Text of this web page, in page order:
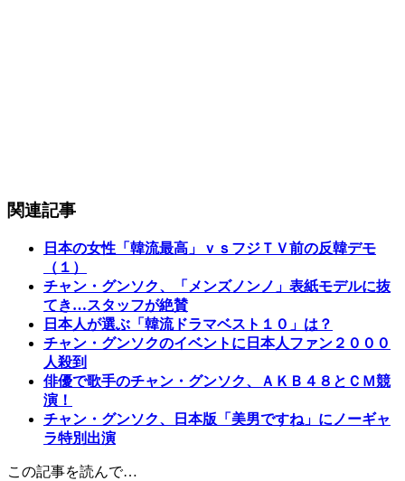
関連記事
日本の女性「韓流最高」ｖｓフジＴＶ前の反韓デモ
（１）
チャン・グンソク、「メンズノンノ」表紙モデルに抜
てき…スタッフが絶賛
日本人が選ぶ「韓流ドラマベスト１０」は？
チャン・グンソクのイベントに日本人ファン２０００
人殺到
俳優で歌手のチャン・グンソク、ＡＫＢ４８とＣＭ競
演！
チャン・グンソク、日本版「美男ですね」にノーギャ
ラ特別出演
この記事を読んで…